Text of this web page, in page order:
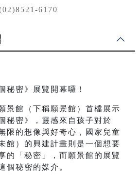
6170
秘密》展覽開幕囉！
景館（下稱願景館）首檔展示
秘密》，靈感來自孩子對於
限的想像與好奇心，國家兒童
館）的興建計畫則是一個想要
的「秘密」，而願景館的展覽
個秘密的媒介。